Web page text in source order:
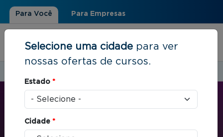
Para Você Para Empresas
Você está aqui
Direito LL.M em Direito Tributário
Selecione uma cidade para ver
nossas ofertas de cursos.
Estado *
Cidade *